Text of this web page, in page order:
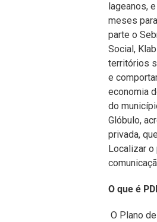
lageanos,
meses
parte o
Social,
territórios
e
economia
do
Glóbulo,
privada,
Localizar
O que é
O Plano